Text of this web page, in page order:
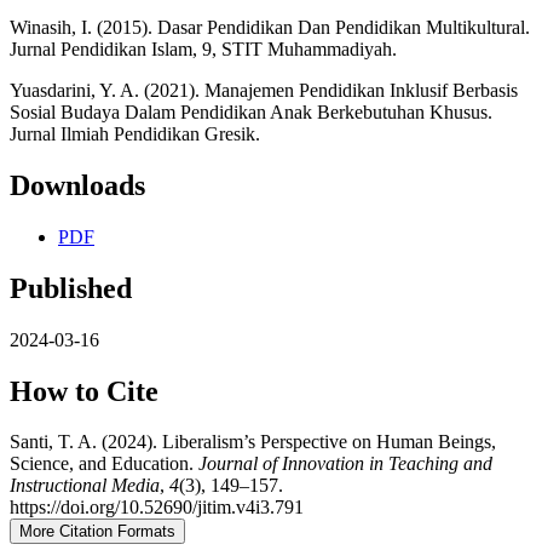
Winasih, I. (2015). Dasar Pendidikan Dan Pendidikan Multikultural.
Jurnal Pendidikan Islam, 9, STIT Muhammadiyah.
Yuasdarini, Y. A. (2021). Manajemen Pendidikan Inklusif Berbasis
Sosial Budaya Dalam Pendidikan Anak Berkebutuhan Khusus.
Jurnal Ilmiah Pendidikan Gresik.
Downloads
PDF
Published
2024-03-16
How to Cite
Santi, T. A. (2024). Liberalism’s Perspective on Human Beings,
Science, and Education. Journal of Innovation in Teaching and
Instructional Media, 4(3), 149–157.
https://doi.org/10.52690/jitim.v4i3.791
More Citation Formats